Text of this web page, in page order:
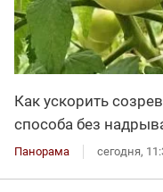
Как ускорить
способа без
Панорама сегодня,